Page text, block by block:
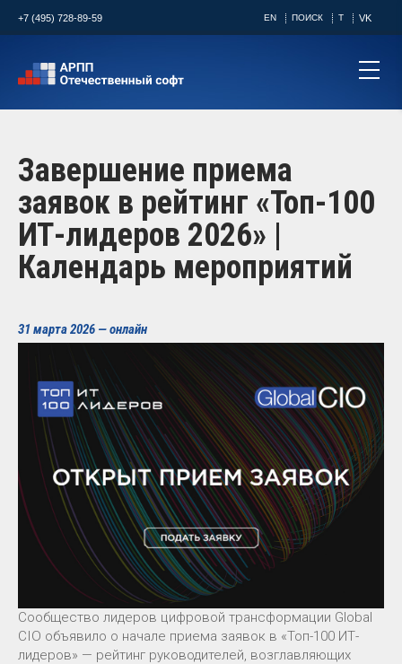
+7 (495) 728-89-59 EN ПОИСК T VK
Завершение приема
заявок в рейтинг «Топ-100
ИТ-лидеров 2026» |
Календарь мероприятий
31 марта 2026 — онлайн
Сообщество лидеров цифровой трансформации Global
CIO объявило о начале приема заявок в «Топ-100 ИТ-
лидеров» — рейтинг руководителей, возглавляющих